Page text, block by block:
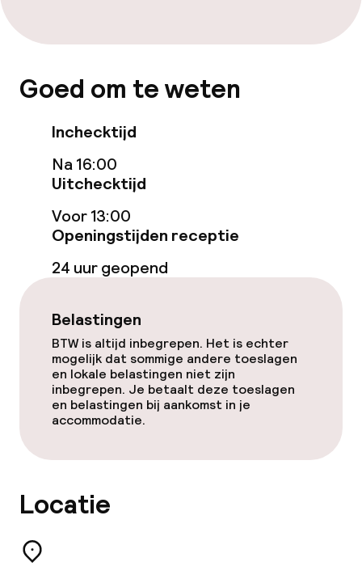
Betaalde wifi
Game-kamer
Eet- en drinkgelegenheden
Restaurant
Bar
Eet- en drinkdiensten
Ontbijtbuffet
Diner à la carte
Roomservice
Dieetopties
Glutenvrije opties
Goed om te weten
Inchecktijd
Na 16:00
Uitchecktijd
Voor 13:00
Openingstijden receptie
24 uur geopend
Belastingen
BTW is altijd inbegrepen. Het is echter
mogelijk dat sommige andere toeslagen
en lokale belastingen niet zijn
inbegrepen. Je betaalt deze toeslagen
en belastingen bij aankomst in je
accommodatie.
Locatie